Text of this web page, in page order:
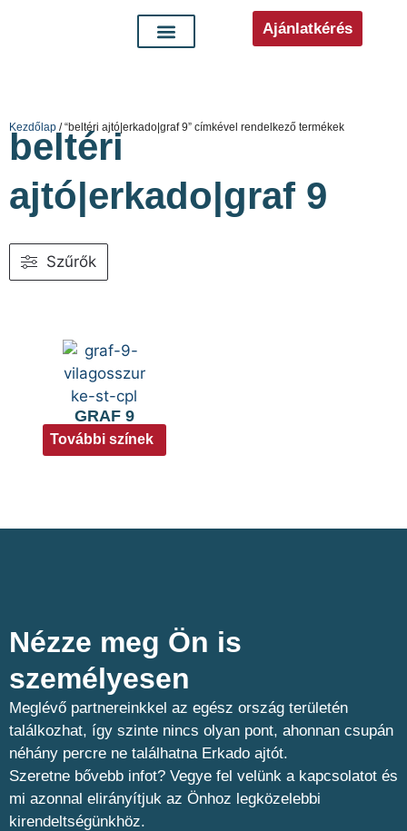
Ajánlatkérés
Kezdőlap / “beltéri ajtó|erkado|graf 9” címkével rendelkező termékek
beltéri
ajtó|erkado|graf 9
Szűrők
GRAF 9
További színek
Nézze meg Ön is
személyesen​
Meglévő partnereinkkel az egész ország területén
találkozhat, így szinte nincs olyan pont, ahonnan csupán
néhány percre ne találhatna Erkado ajtót.
Szeretne bővebb infot? Vegye fel velünk a kapcsolatot és
mi azonnal elirányítjuk az Önhoz legközelebbi
kirendeltségünkhöz.